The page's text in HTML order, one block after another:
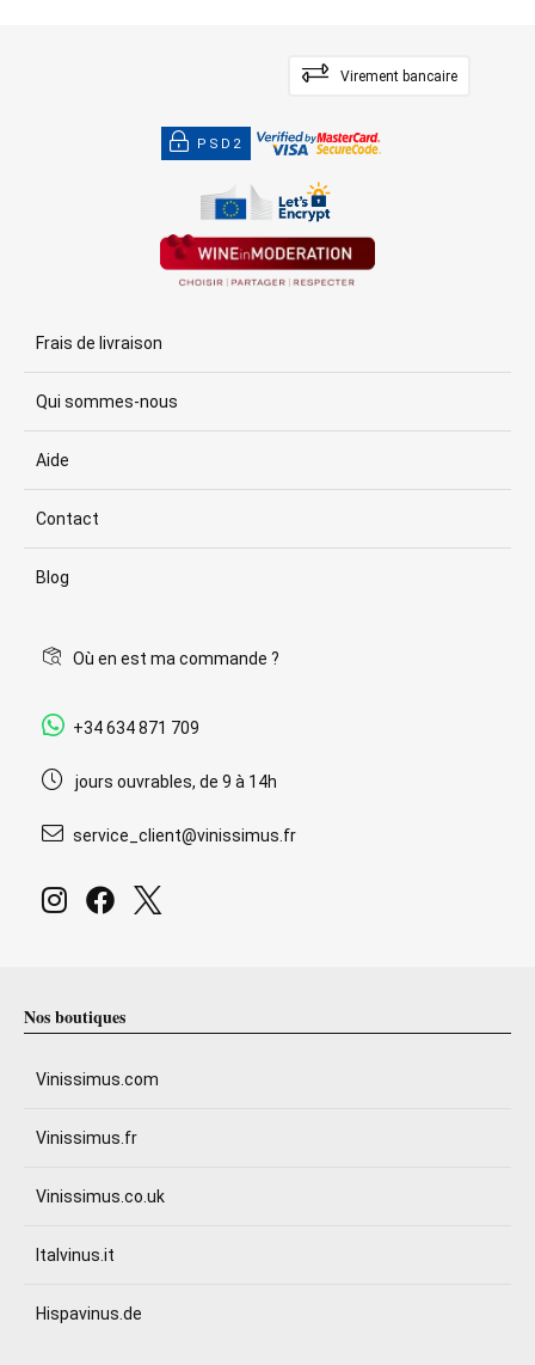
Virement bancaire
PSD2
Frais de livraison
Qui sommes-nous
Aide
Contact
Blog
Où en est ma commande ?
+34 634 871 709
jours ouvrables, de 9 à 14h
service_client@vinissimus.fr
Nos boutiques
Vinissimus.com
Vinissimus.fr
Vinissimus.co.uk
Italvinus.it
Hispavinus.de